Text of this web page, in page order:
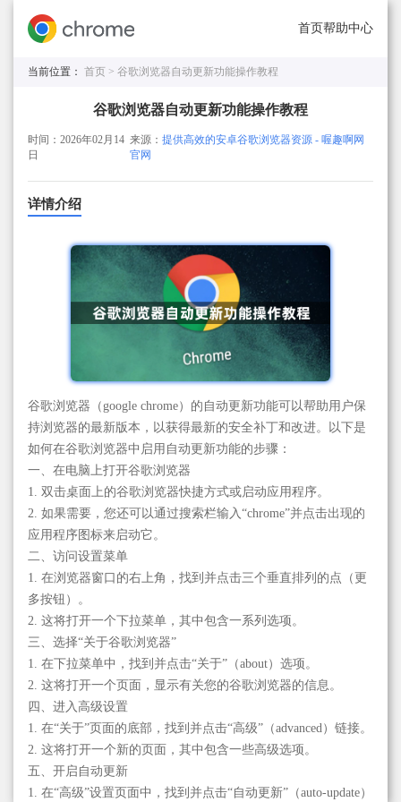
首页帮助中心
当前位置： 首页 > 谷歌浏览器自动更新功能操作教程
谷歌浏览器自动更新功能操作教程
时间：2026年02月14
日
来源：提供高效的安卓谷歌浏览器资源 - 喔趣啊网
官网
详情介绍
谷歌浏览器（google chrome）的自动更新功能可以帮助用户保
持浏览器的最新版本，以获得最新的安全补丁和改进。以下是
如何在谷歌浏览器中启用自动更新功能的步骤：
一、在电脑上打开谷歌浏览器
1. 双击桌面上的谷歌浏览器快捷方式或启动应用程序。
2. 如果需要，您还可以通过搜索栏输入“chrome”并点击出现的
应用程序图标来启动它。
二、访问设置菜单
1. 在浏览器窗口的右上角，找到并点击三个垂直排列的点（更
多按钮）。
2. 这将打开一个下拉菜单，其中包含一系列选项。
三、选择“关于谷歌浏览器”
1. 在下拉菜单中，找到并点击“关于”（about）选项。
2. 这将打开一个页面，显示有关您的谷歌浏览器的信息。
四、进入高级设置
1. 在“关于”页面的底部，找到并点击“高级”（advanced）链接。
2. 这将打开一个新的页面，其中包含一些高级选项。
五、开启自动更新
1. 在“高级”设置页面中，找到并点击“自动更新”（auto-update）